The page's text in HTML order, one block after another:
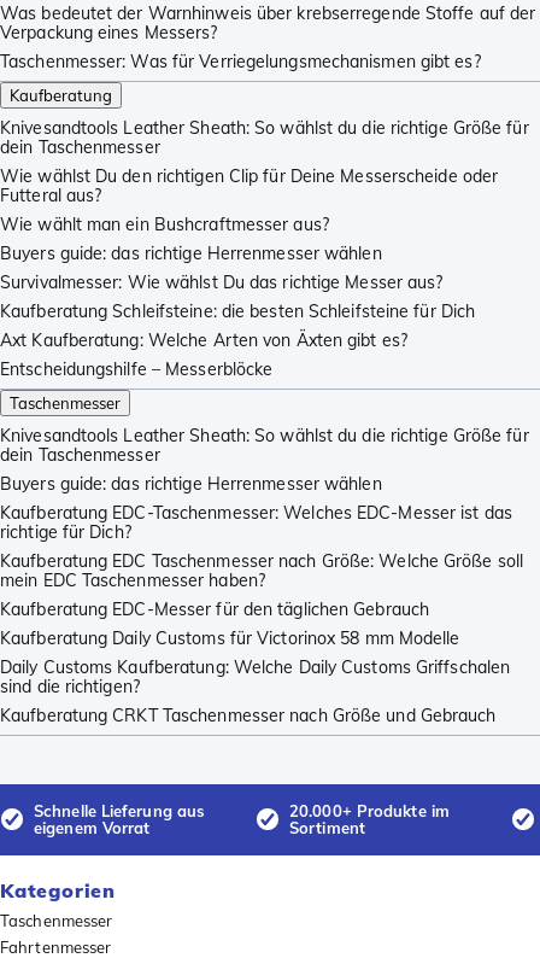
Was bedeutet der Warnhinweis über krebserregende Stoffe auf der
Verpackung eines Messers?
Taschenmesser: Was für Verriegelungsmechanismen gibt es?
Kaufberatung
Knivesandtools Leather Sheath: So wählst du die richtige Größe für
dein Taschenmesser
Wie wählst Du den richtigen Clip für Deine Messerscheide oder
Futteral aus?
Wie wählt man ein Bushcraftmesser aus?
Buyers guide: das richtige Herrenmesser wählen
Survivalmesser: Wie wählst Du das richtige Messer aus?
Kaufberatung Schleifsteine: die besten Schleifsteine für Dich
Axt Kaufberatung: Welche Arten von Äxten gibt es?
Entscheidungshilfe – Messerblöcke
Taschenmesser
Knivesandtools Leather Sheath: So wählst du die richtige Größe für
dein Taschenmesser
Buyers guide: das richtige Herrenmesser wählen
Kaufberatung EDC-Taschenmesser: Welches EDC-Messer ist das
richtige für Dich?
Kaufberatung EDC Taschenmesser nach Größe: Welche Größe soll
mein EDC Taschenmesser haben?
Kaufberatung EDC-Messer für den täglichen Gebrauch
Kaufberatung Daily Customs für Victorinox 58 mm Modelle
Daily Customs Kaufberatung: Welche Daily Customs Griffschalen
sind die richtigen?
Kaufberatung CRKT Taschenmesser nach Größe und Gebrauch
Schnelle Lieferung aus
eigenem Vorrat
20.000+ Produkte im
Sortiment
Kategorien
Taschenmesser
Fahrtenmesser